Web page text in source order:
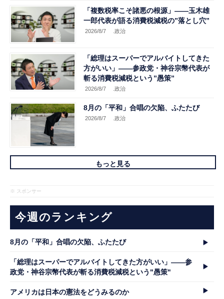
「複数税率こそ諸悪の根源」――玉木雄
一郎代表が語る消費税減税の”落とし穴”
2026/8/7 .政治
「総理はスーパーでアルバイトしてきた
方がいい」――参政党・神谷宗幣代表が
斬る消費税減税という”愚策”
2026/8/7 .政治
8月の「平和」合唱の欠陥、ふたたび
2026/8/7 .政治
もっと見る
※ スポンサー
今週のランキング
8月の「平和」合唱の欠陥、ふたたび
「総理はスーパーでアルバイトしてきた方がいい」――参
政党・神谷宗幣代表が斬る消費税減税という"愚策"
アメリカは日本の憲法をどうみるのか